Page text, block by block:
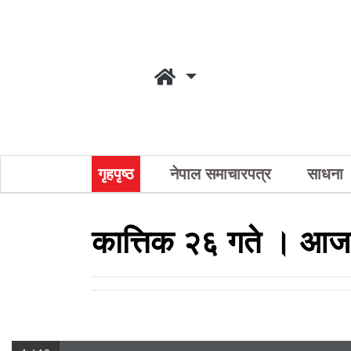
गृहपृष्ठ नेपाल समाचारपत्र साधना
कात्तिक २६ गते ।